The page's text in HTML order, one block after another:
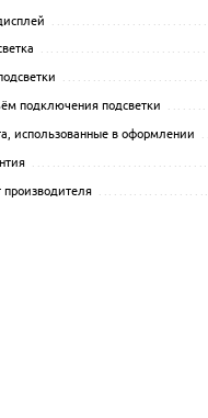
подключения подсветки
использованные в оформлении
производителя